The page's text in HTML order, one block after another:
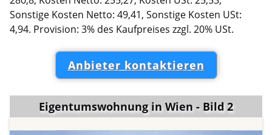
Sonstige Kosten Netto: 49,41, Sonstige Kosten USt:
4,94. Provision: 3% des Kaufpreises zzgl. 20% USt.
Anbieter kontaktieren
Eigentumswohnung in Wien - Bild 2